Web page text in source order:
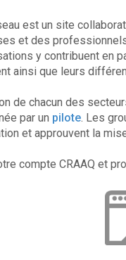
est un site
et des
y contribuent en
ainsi que leurs
de chacun des
par un pilote. Les
et approuvent la
compte CRAAQ et